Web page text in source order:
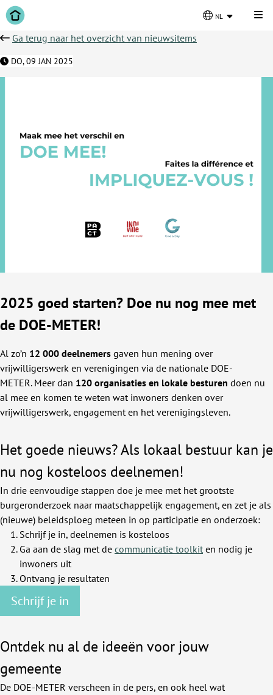
nl
Ga terug naar het overzicht van nieuwsitems
DO, 09 JAN 2025
2025 goed starten? Doe nu nog mee met
de DOE-METER!
Al zo’n 12 000 deelnemers gaven hun mening over
vrijwilligerswerk en verenigingen via de nationale DOE-
METER. Meer dan 120 organisaties en lokale besturen doen nu
al mee en komen te weten wat inwoners denken over
vrijwilligerswerk, engagement en het verenigingsleven.
Het goede nieuws? Als lokaal bestuur kan je
nu nog kosteloos deelnemen!
In drie eenvoudige stappen doe je mee met het grootste
burgeronderzoek naar maatschappelijk engagement, en zet je als
(nieuwe) beleidsploeg meteen in op participatie en onderzoek:
Schrijf je in, deelnemen is kosteloos
Ga aan de slag met de communicatie toolkit en nodig je
inwoners uit
Ontvang je resultaten
Schrijf je in
Ontdek nu al de ideeën voor jouw
gemeente
De DOE-METER verscheen in de pers, en ook heel wat